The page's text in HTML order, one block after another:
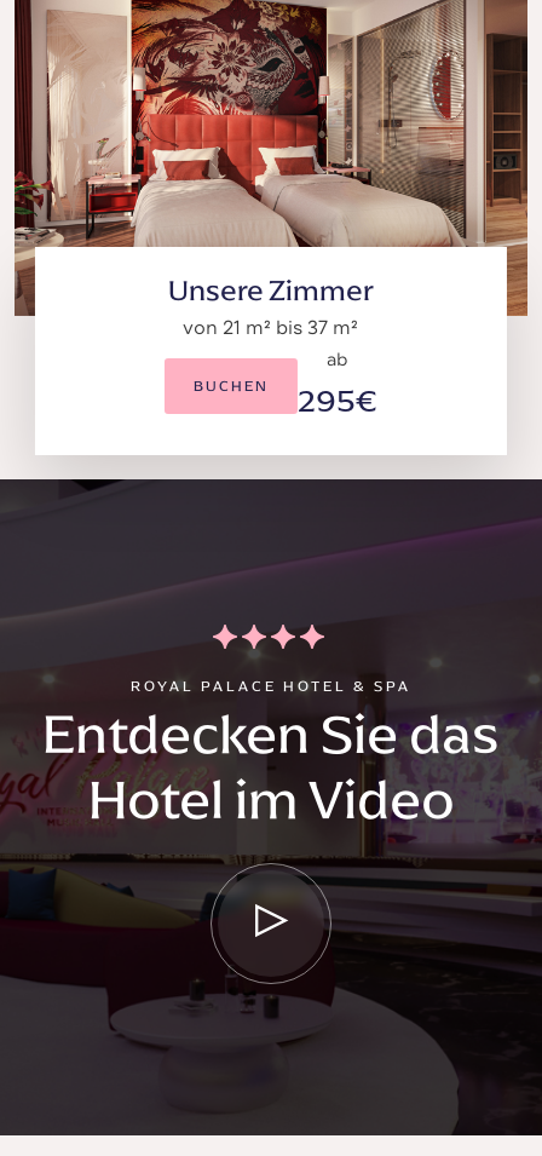
Unsere Zimmer
von 21 m² bis 37 m²
BUCHEN
ab
295€
ROYAL PALACE HOTEL & SPA
Entdecken Sie das
Hotel im Video